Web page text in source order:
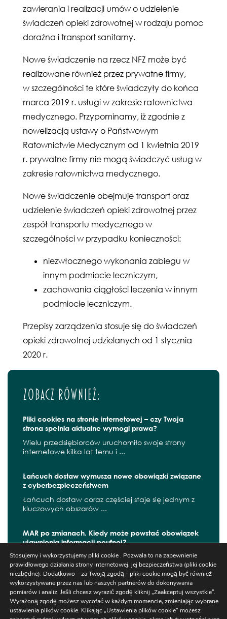
zawierania i realizacji umów o udzielenie
świadczeń opieki zdrowotnej w rodzaju pomoc
doraźna i transport sanitarny.
Nowe świadczenie na rzecz NFZ może być
realizowane również przez prywatne firmy,
w szczególności te które świadczyły do końca
marca 2019 r. usługi w zakresie ratownictwa
medycznego. Przypominamy, iż zgodnie z
nowelizacją ustawy o Państwowym
Ratownictwie Medycznym od 1 kwietnia 2019
r. prywatne firmy nie mogą świadczyć usług w
zakresie ratownictwa medycznego.
Nowe świadczenie obejmuje transport oraz
udzielenie świadczeń opieki zdrowotnej przez
zespół transportu medycznego w
szczególności w przypadku konieczności:
niezwłocznego wykonania zabiegu w
innym podmiocie leczniczym,
zachowania ciągłości leczenia w innym
podmiocie leczniczym.
Przepisy zarządzenia stosuje się do świadczeń
opieki zdrowotnej udzielanych od 1 stycznia
2020 r.
Zobacz również:
Pliki cookies na stronie internetowej – czy Twoja
strona spełnia aktualne wymogi prawa?
Wielu przedsiębiorców uruchomiło swoje strony
internetowe kilka lat temu i ...
Łańcuch dostaw wymusza nowe obowiązki związane
z cyberbezpieczeństwem
Łańcuch dostaw coraz częściej staje się jednym z
kluczowych obszarów ...
MAR po zmianach. Kiedy może powstać obowiązek
ujawnienia informacji poufnej?
W czerwcu 2026 r. zaczęły obowiązywać kolejne
zmiany wynikające z ...
Szukaj
Stosujemy i wykorzystujemy pliki cookie . Pozwala to na zapewnienie
prawidłowego działania strony internetowej, jej bezpieczeństwa (pliki cookie
niezbędne). Dodatkowo – za Twoją zgodą - pliki cookie mogą być również
wykorzystywane przez nas lub naszych partnerów do dokonywania
pomiarów i analiz. Jeśli chcesz wyrazić zgodę kliknij „Zaakceptuj wszystkie”.
Wyrażoną zgodę możesz wycofać w każdym momencie, zmieniając wybrane
ustawienia plików cookie. Klikając „Ustawienia plików cookie” możesz